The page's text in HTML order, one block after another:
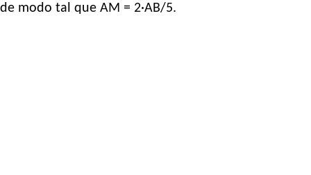
de modo tal que AM = 2·AB/5.